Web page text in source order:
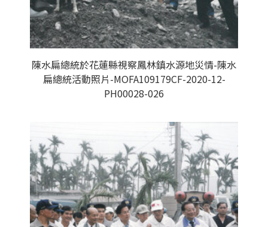
陳水扁總統於花蓮縣視察鳳林鎮水源地災情-陳水
扁總統活動照片-MOFA109179CF-2020-12-
PH00028-026